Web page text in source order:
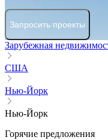
Запросить проекты
Зарубежная
США
Нью-Йорк
Нью-Йорк
Горячие предложения